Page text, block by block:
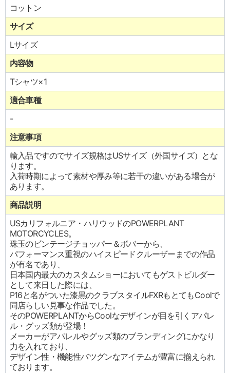
コットン
サイズ
Lサイズ
内容物
Tシャツ×1
適合車種
-
注意事項
輸入品ですのでサイズ規格はUSサイズ（外国サイズ）とな
ります。
入荷時期によって素材や厚み等に若干の違いがある場合が
あります。
商品説明
USカリフォルニア・ハリウッドのPOWERPLANT
MOTORCYCLES。
珠玉のビンテージチョッパー＆ボバーから、
パフォーマンス重視のハイスピードクルーザーまでの作品
が有名であり、
日本国内最大のカスタムショーにおいてもゲストビルダー
として来日した際には、
P16と名がついた漆黒のクラブスタイルFXRもとてもCoolで
同店らしい見事な作品でした。
そのPOWERPLANTからCoolなデザインが目を引くアパレ
ル・グッズ類が登場！
メーカーがアパレルやグッズ類のブランディングにかなり
力を入れており、
デザイン性・機能性バツグンなアイテムが豊富に揃えられ
ております。